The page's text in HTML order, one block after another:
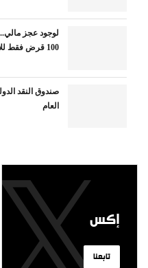
لوجود عجز مالي..
100 قرض فقط للإعلان عنهم قريبا
صندوق النقد
العام
إكس
تابعنا